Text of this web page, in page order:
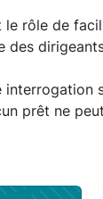
le rôle de
des
prêt ne